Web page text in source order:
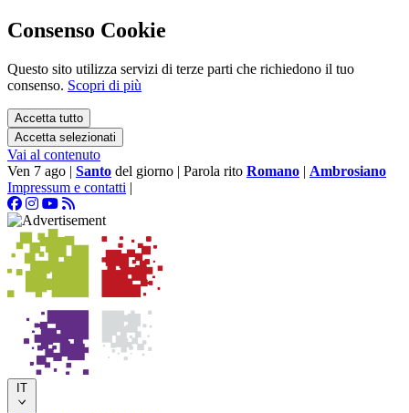
Consenso Cookie
Questo sito utilizza servizi di terze parti che richiedono il tuo
consenso. Scopri di più
Accetta tutto
Accetta selezionati
Vai al contenuto
Ven 7 ago | Santo del giorno | Parola rito Romano | Ambrosiano
Impressum e contatti |
IT